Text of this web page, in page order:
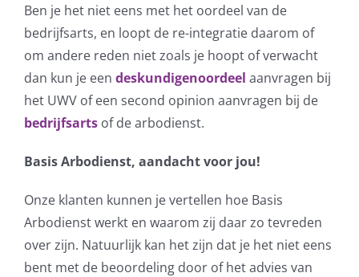
Ben je het niet eens met het oordeel van de
bedrijfsarts, en loopt de re-integratie daarom of
om andere reden niet zoals je hoopt of verwacht
dan kun je een deskundigenoordeel aanvragen bij
het UWV of een second opinion aanvragen bij de
bedrijfsarts of de arbodienst.
Basis Arbodienst, aandacht voor jou!
Onze klanten kunnen je vertellen hoe Basis
Arbodienst werkt en waarom zij daar zo tevreden
over zijn. Natuurlijk kan het zijn dat je het niet eens
bent met de beoordeling door of het advies van